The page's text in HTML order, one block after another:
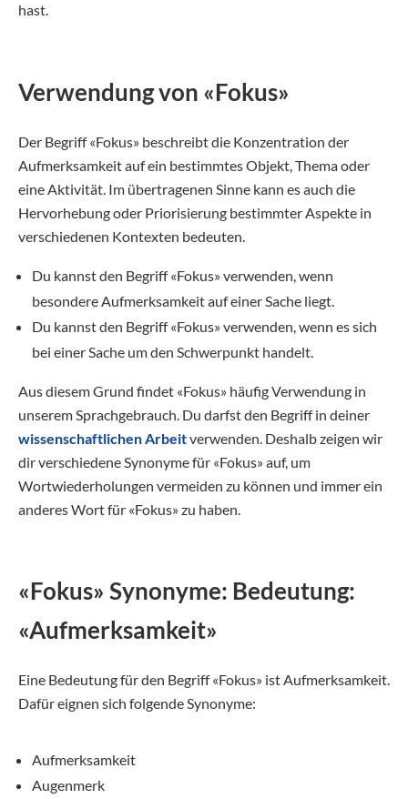
hast.
Verwendung von «Fokus»
Der Begriff «Fokus» beschreibt die Konzentration der
Aufmerksamkeit auf ein bestimmtes Objekt, Thema oder
eine Aktivität. Im übertragenen Sinne kann es auch die
Hervorhebung oder Priorisierung bestimmter Aspekte in
verschiedenen Kontexten bedeuten.
Du kannst den Begriff «Fokus» verwenden, wenn
besondere Aufmerksamkeit auf einer Sache liegt.
Du kannst den Begriff «Fokus» verwenden, wenn es sich
bei einer Sache um den Schwerpunkt handelt.
Aus diesem Grund findet «Fokus» häufig Verwendung in
unserem Sprachgebrauch. Du darfst den Begriff in deiner
wissenschaftlichen Arbeitverwenden. Deshalb zeigen wir
dir verschiedene Synonyme für «Fokus» auf, um
Wortwiederholungen vermeiden zu können und immer ein
anderes Wort für «Fokus» zu haben.
«Fokus» Synonyme: Bedeutung:
«Aufmerksamkeit»
Eine Bedeutung für den Begriff «Fokus» ist Aufmerksamkeit.
Dafür eignen sich folgende Synonyme:
Aufmerksamkeit
Augenmerk